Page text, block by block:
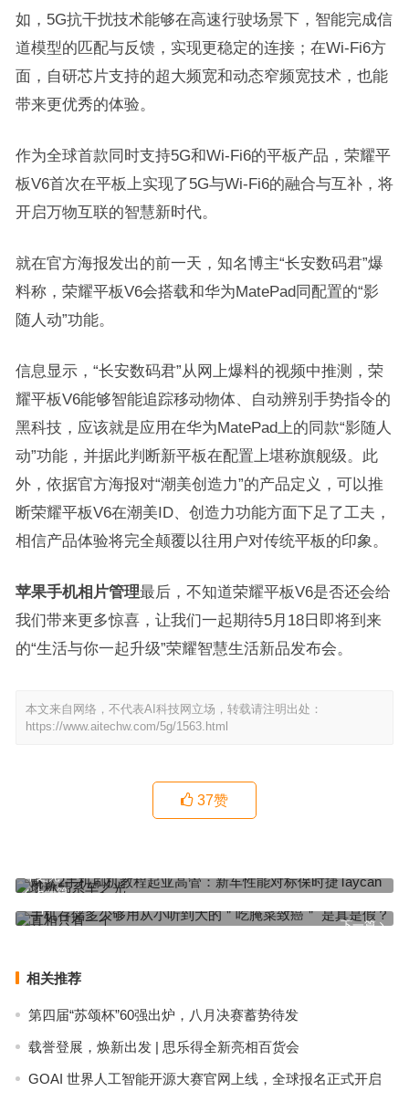
如，5G抗干扰技术能够在高速行驶场景下，智能完成信
道模型的匹配与反馈，实现更稳定的连接；在Wi-Fi6方
面，自研芯片支持的超大频宽和动态窄频宽技术，也能
带来更优秀的体验。
作为全球首款同时支持5G和Wi-Fi6的平板产品，荣耀平
板V6首次在平板上实现了5G与Wi-Fi6的融合与互补，将
开启万物互联的智慧新时代。
就在官方海报发出的前一天，知名博主“长安数码君”爆
料称，荣耀平板V6会搭载和华为MatePad同配置的“影
随人动”功能。
信息显示，“长安数码君”从网上爆料的视频中推测，荣
耀平板V6能够智能追踪移动物体、自动辨别手势指令的
黑科技，应该就是应用在华为MatePad上的同款“影随人
动”功能，并据此判断新平板在配置上堪称旗舰级。此
外，依据官方海报对“潮美创造力”的产品定义，可以推
断荣耀平板V6在潮美ID、创造力功能方面下足了工夫，
相信产品体验将完全颠覆以往用户对传统平板的印象。
苹果手机相片管理最后，不知道荣耀平板V6是否还会给
我们带来更多惊喜，让我们一起期待5月18日即将到来
的“生活与你一起升级”荣耀智慧生活新品发布会。
本文来自网络，不代表AI科技网立场，转载请注明出处：
https://www.aitechw.com/5g/1563.html
37赞
上一篇
车之光
下一篇
手机存储多少够用从小听到大的＂吃腌菜致癌＂ 是真是假？真相只有
一个
相关推荐
第四届“苏颂杯”60强出炉，八月决赛蓄势待发
载誉登展，焕新出发 | 思乐得全新亮相百货会
GOAI 世界人工智能开源大赛官网上线，全球报名正式开启